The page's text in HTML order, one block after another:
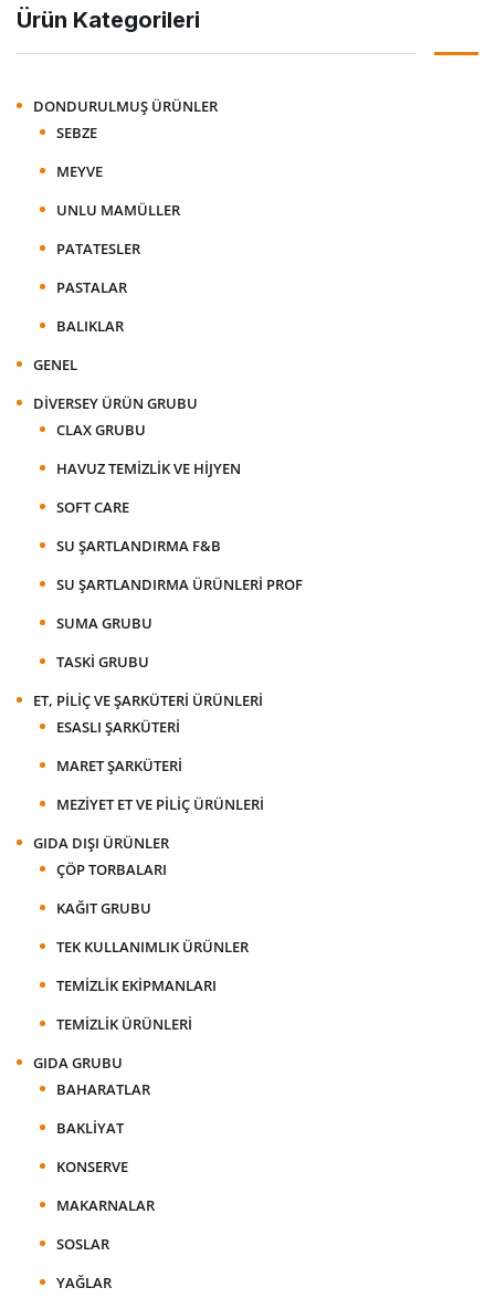
Ürün Kategorileri
DONDURULMUŞ ÜRÜNLER
SEBZE
MEYVE
UNLU MAMÜLLER
PATATESLER
PASTALAR
BALIKLAR
GENEL
DIVERSEY ÜRÜN GRUBU
CLAX GRUBU
HAVUZ TEMIZLIK VE HIJYEN
SOFT CARE
SU ŞARTLANDIRMA F&B
SU ŞARTLANDIRMA ÜRÜNLERI PROF
SUMA GRUBU
TASKI GRUBU
ET, PILIÇ VE ŞARKÜTERI ÜRÜNLERI
ESASLI ŞARKÜTERI
MARET ŞARKÜTERI
MEZIYET ET VE PILIÇ ÜRÜNLERI
GIDA DIŞI ÜRÜNLER
ÇÖP TORBALARI
KAĞIT GRUBU
TEK KULLANIMLIK ÜRÜNLER
TEMIZLIK EKIPMANLARI
TEMIZLIK ÜRÜNLERI
GIDA GRUBU
BAHARATLAR
BAKLIYAT
KONSERVE
MAKARNALAR
SOSLAR
YAĞLAR